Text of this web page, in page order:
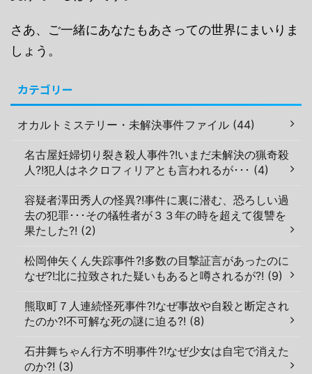
さあ、ご一緒にあなたもあさっての世界にまいりま
しょう。
カテゴリー
オカルトミステリー・未解決事件ファイル (44)
名古屋妊婦切り裂き殺人事件?!いまだ未解決の猟奇殺
人?!犯人はネクロフィリアとも言われるが･･･ (4)
容疑者澤田秀人の怪異?!事件に裏に潜む、恐ろしい過
去の犯罪･･･その犠牲者が３３年の時を超えて復讐を
果たした?! (2)
松岡伸矢くん失踪事件?!多数の目撃証言があったのに
なぜ?!北に拉致された疑いもあると噂されるが?! (9)
熊取町７人連続怪死事件?!なぜ事故や自殺と断定され
たのか?!不可解な死の謎に迫る?! (8)
石井舞ちゃん行方不明事件?!なぜ少女は自宅で消えた
のか?! (3)